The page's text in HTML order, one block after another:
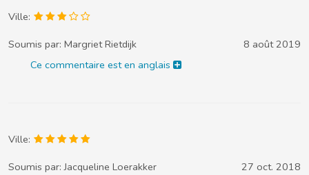
Ville:
Soumis par: Margriet Rietdijk
8 août 2019
Ce commentaire est en anglais
Ville:
Soumis par:Jacqueline Loerakker
27 oct. 2018